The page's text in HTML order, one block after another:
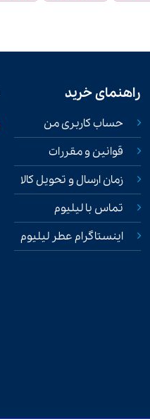
راهنمای خرید
حساب کاربری من
قوانین و مقررات
زمان ارسال و تحویل کالا
تماس با لیلیوم
اینستاگرام عطر لیلیوم